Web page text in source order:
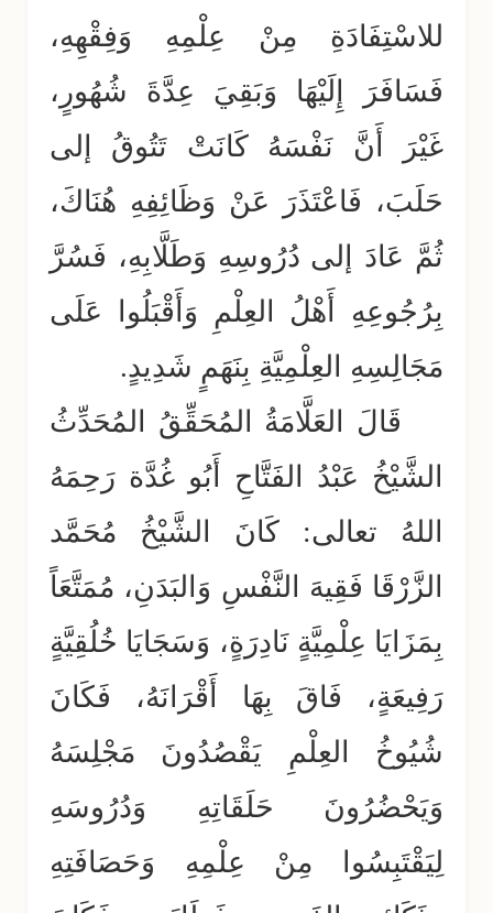
للاسْتِفَادَةِ مِنْ عِلْمِهِ وَفِقْهِهِ،
فَسَافَرَ إِلَيْهَا وَبَقِيَ عِدَّةَ شُهُورٍ،
غَيْرَ أَنَّ نَفْسَهُ كَانَتْ تَتُوقُ إلى
حَلَبَ، فَاعْتَذَرَ عَنْ وَظَائِفِهِ هُنَاكَ،
ثُمَّ عَادَ إلى دُرُوسِهِ وَطَلَّابِهِ، فَسُرَّ
بِرُجُوعِهِ أَهْلُ العِلْمِ وَأَقْبَلُوا عَلَى
مَجَالِسِهِ العِلْمِيَّةِ بِنَهَمٍ شَدِيدٍ.
قَالَ العَلَّامَةُ المُحَقِّقُ المُحَدِّثُ
الشَّيْخُ عَبْدُ الفَتَّاحِ أَبُو غُدَّة رَحِمَهُ
اللهُ تعالى: كَانَ الشَّيْخُ مُحَمَّد
الزَّرْقَا فَقِيهَ النَّفْسِ وَالبَدَنِ، مُمَتَّعَاً
بِمَزَايَا عِلْمِيَّةٍ نَادِرَةٍ، وَسَجَايَا خُلُقِيَّةٍ
رَفِيعَةٍ، فَاقَ بِهَا أَقْرَانَهُ، فَكَانَ
شُيُوخُ العِلْمِ يَقْصُدُونَ مَجْلِسَهُ
وَيَحْضُرُونَ حَلَقَاتِهِ وَدُرُوسَهِ
لِيَقْتَبِسُوا مِنْ عِلْمِهِ وَحَصَافَتِهِ